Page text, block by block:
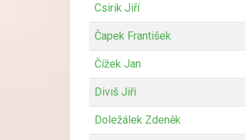
Csirik Jiří
Čapek František
Čížek Jan
Diviš Jiří
Doležálek Zdeněk